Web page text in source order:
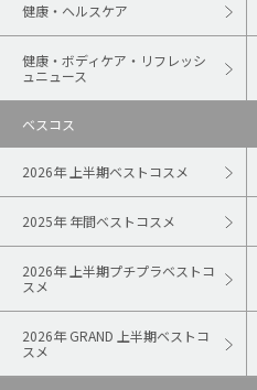
健康・ヘルスケア
健康・ボディケア・リフレッシ
ュニュース
ベスコス
2026年 上半期ベストコスメ
2025年 年間ベストコスメ
2026年 上半期プチプラベストコ
スメ
2026年 GRAND 上半期ベストコ
スメ